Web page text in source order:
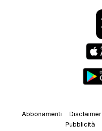
Abbonamenti Disclaimer
Pubblicità